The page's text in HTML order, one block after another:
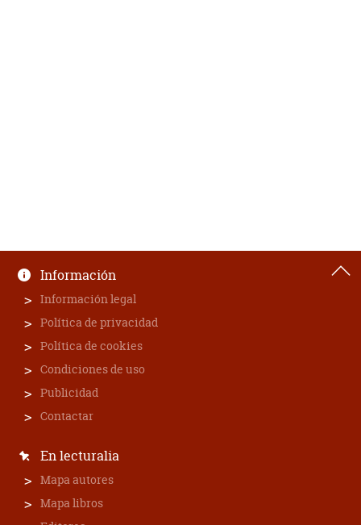
Información
Información legal
Política de privacidad
Política de cookies
Condiciones de uso
Publicidad
Contactar
En lecturalia
Mapa autores
Mapa libros